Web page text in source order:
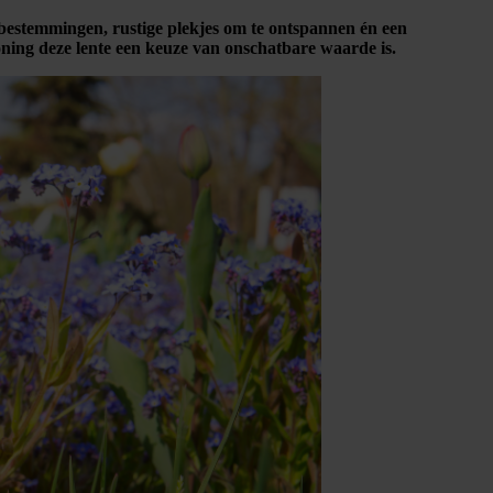
rustige plekjes om te ontspannen én een
deze lente een keuze van onschatbare waarde is.